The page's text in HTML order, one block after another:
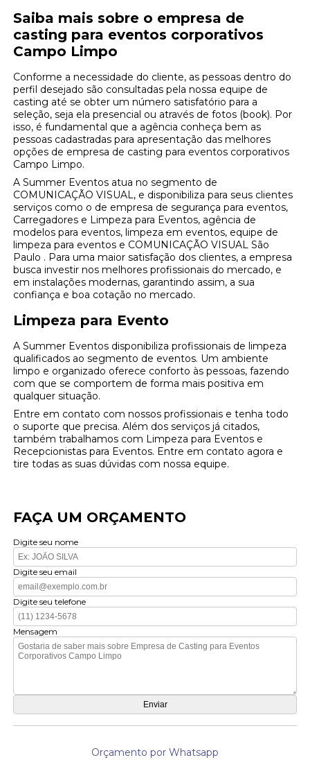
Saiba mais sobre o empresa de
casting para eventos corporativos
Campo Limpo
Conforme a necessidade do cliente, as pessoas dentro do
perfil desejado são consultadas pela nossa equipe de
casting até se obter um número satisfatório para a
seleção, seja ela presencial ou através de fotos (book). Por
isso, é fundamental que a agência conheça bem as
pessoas cadastradas para apresentação das melhores
opções de empresa de casting para eventos corporativos
Campo Limpo.
A Summer Eventos atua no segmento de
COMUNICAÇÃO VISUAL, e disponibiliza para seus clientes
serviços como o de empresa de segurança para eventos,
Carregadores e Limpeza para Eventos, agência de
modelos para eventos, limpeza em eventos, equipe de
limpeza para eventos e COMUNICAÇÃO VISUAL São
Paulo . Para uma maior satisfação dos clientes, a empresa
busca investir nos melhores profissionais do mercado, e
em instalações modernas, garantindo assim, a sua
confiança e boa cotação no mercado.
Limpeza para Evento
A Summer Eventos disponibiliza profissionais de limpeza
qualificados ao segmento de eventos. Um ambiente
limpo e organizado oferece conforto às pessoas, fazendo
com que se comportem de forma mais positiva em
qualquer situação.
Entre em contato com nossos profissionais e tenha todo
o suporte que precisa. Além dos serviços já citados,
também trabalhamos com Limpeza para Eventos e
Recepcionistas para Eventos. Entre em contato agora e
tire todas as suas dúvidas com nossa equipe.
FAÇA UM ORÇAMENTO
Digite seu nome
Digite seu email
Digite seu telefone
Mensagem
Orçamento por Whatsapp